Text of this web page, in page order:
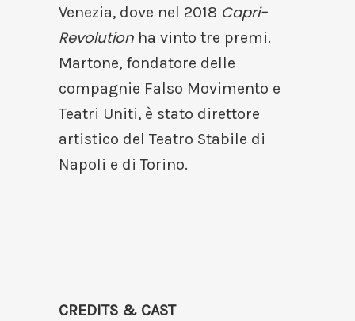
Venezia, dove nel 2018 Capri-
Revolution ha vinto tre premi.
Martone, fondatore delle
compagnie Falso Movimento e
Teatri Uniti, è stato direttore
artistico del Teatro Stabile di
Napoli e di Torino.
CREDITS & CAST